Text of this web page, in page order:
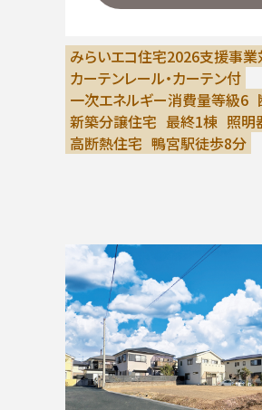
みらいエコ住宅2026支援事
カーテンレール・カーテン付
一次エネルギー消費量等級6
新築分譲住宅 最終1棟 照明
高断熱住宅 鴨宮駅徒歩8分